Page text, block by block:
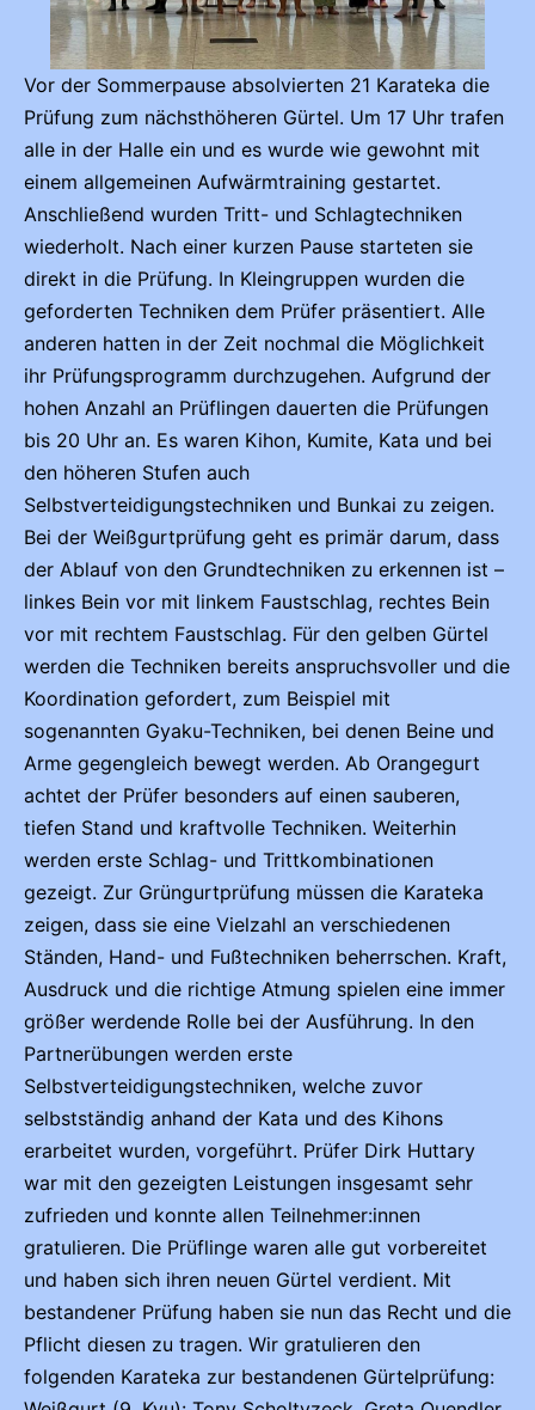
Vor der Sommerpause absolvierten 21 Karateka die
Prüfung zum nächsthöheren Gürtel. Um 17 Uhr trafen
alle in der Halle ein und es wurde wie gewohnt mit
einem allgemeinen Aufwärmtraining gestartet.
Anschließend wurden Tritt- und Schlagtechniken
wiederholt. Nach einer kurzen Pause starteten sie
direkt in die Prüfung. In Kleingruppen wurden die
geforderten Techniken dem Prüfer präsentiert. Alle
anderen hatten in der Zeit nochmal die Möglichkeit
ihr Prüfungsprogramm durchzugehen. Aufgrund der
hohen Anzahl an Prüflingen dauerten die Prüfungen
bis 20 Uhr an. Es waren Kihon, Kumite, Kata und bei
den höheren Stufen auch
Selbstverteidigungstechniken und Bunkai zu zeigen.
Bei der Weißgurtprüfung geht es primär darum, dass
der Ablauf von den Grundtechniken zu erkennen ist –
linkes Bein vor mit linkem Faustschlag, rechtes Bein
vor mit rechtem Faustschlag. Für den gelben Gürtel
werden die Techniken bereits anspruchsvoller und die
Koordination gefordert, zum Beispiel mit
sogenannten Gyaku-Techniken, bei denen Beine und
Arme gegengleich bewegt werden. Ab Orangegurt
achtet der Prüfer besonders auf einen sauberen,
tiefen Stand und kraftvolle Techniken. Weiterhin
werden erste Schlag- und Trittkombinationen
gezeigt. Zur Grüngurtprüfung müssen die Karateka
zeigen, dass sie eine Vielzahl an verschiedenen
Ständen, Hand- und Fußtechniken beherrschen. Kraft,
Ausdruck und die richtige Atmung spielen eine immer
größer werdende Rolle bei der Ausführung. In den
Partnerübungen werden erste
Selbstverteidigungstechniken, welche zuvor
selbstständig anhand der Kata und des Kihons
erarbeitet wurden, vorgeführt. Prüfer Dirk Huttary
war mit den gezeigten Leistungen insgesamt sehr
zufrieden und konnte allen Teilnehmer:innen
gratulieren. Die Prüflinge waren alle gut vorbereitet
und haben sich ihren neuen Gürtel verdient. Mit
bestandener Prüfung haben sie nun das Recht und die
Pflicht diesen zu tragen. Wir gratulieren den
folgenden Karateka zur bestandenen Gürtelprüfung: